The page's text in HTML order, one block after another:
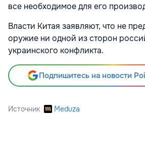
все необходимое для его
Власти Китая заявляют, что не
оружие ни одной из сторон
украинского конфликта.
Подпишитесь на новости
Источник Meduza